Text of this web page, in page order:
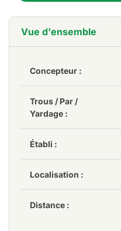
Vue d'ensemble
Concepteur :
Trous / Par /
Yardage :
Établi :
Localisation :
Distance :